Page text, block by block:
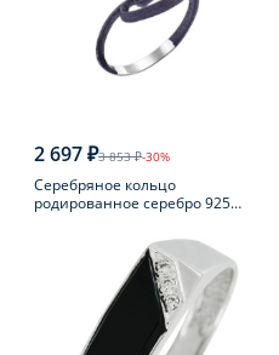
2 697 ₽3 853 ₽-30%
Серебряное кольцо
родированное серебро 925